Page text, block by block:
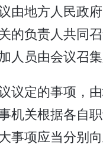
由地方人民政
的负责人共同
人员由会议召集
议定的事项，
机关根据各自
事项应当分别向